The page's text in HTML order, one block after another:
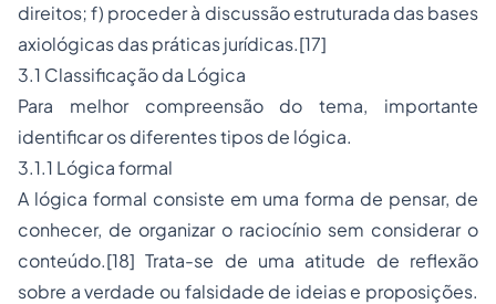
direitos; f) proceder à discussão estruturada das bases
axiológicas das práticas jurídicas.[17]
3.1 Classificação da Lógica
Para melhor compreensão do tema, importante
identificar os diferentes tipos de lógica.
3.1.1 Lógica formal
A lógica formal consiste em uma forma de pensar, de
conhecer, de organizar o raciocínio sem considerar o
conteúdo.[18] Trata-se de uma atitude de reflexão
sobre a verdade ou falsidade de ideias e proposições.